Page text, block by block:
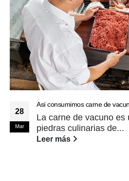
28
Mar
Así consumimos carne de
La carne de vacuno es
piedras culinarias de...
Leer más